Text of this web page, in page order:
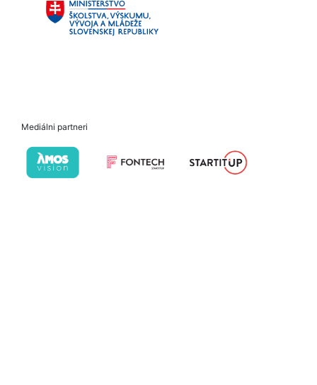
Mediálni partneri